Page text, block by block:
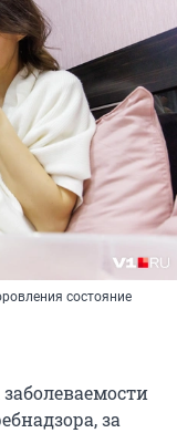
состояние
за